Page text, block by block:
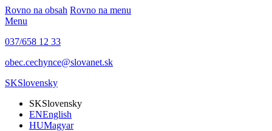
Rovno na obsah Rovno na menu
Menu
037/658 12 33
obec.cechynce@slovanet.sk
SKSlovensky
SKSlovensky
ENEnglish
HUMagyar